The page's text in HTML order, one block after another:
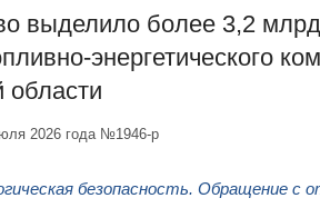
выделило более 3,2
энергетического
области
2026 года №1946-р
безопасность. Обращение с